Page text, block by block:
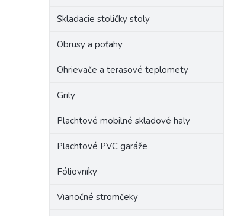
Skladacie stoličky stoly
Obrusy a poťahy
Ohrievače a terasové teplomety
Grily
Plachtové mobilné skladové haly
Plachtové PVC garáže
Fóliovníky
Vianočné stromčeky